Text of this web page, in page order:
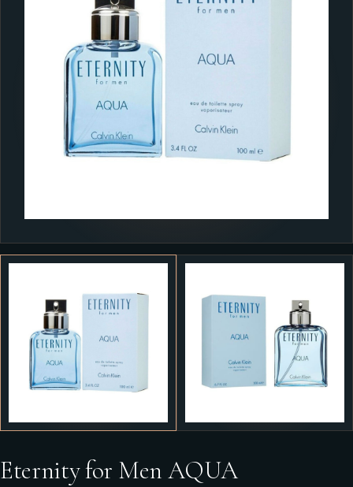
Eternity for Men AQUA